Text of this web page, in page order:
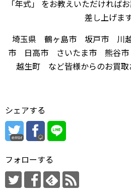
「年式」 をお教えいただければ
差し上げま
埼玉県 鶴ヶ島市 坂戸市 川
市 日高市 さいたま市 熊谷
越生町 など皆様からのお買取
シェアする
error
フォローする